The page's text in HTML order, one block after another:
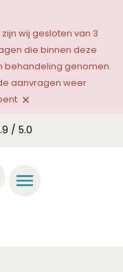
wij gesloten van 3
die binnen deze
behandeling genomen.
aanvragen weer
×
/ 5.0